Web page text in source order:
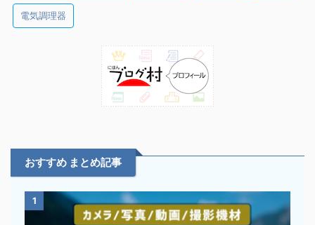
電気調理器
おすすめ まとめ記事
1